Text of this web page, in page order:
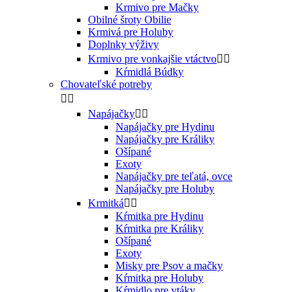
Krmivo pre Mačky
Obilné šroty Obilie
Krmivá pre Holuby
Doplnky výživy
Krmivo pre vonkajšie vtáctvo 
Kŕmidlá Búdky
Chovateľské potreby
 
Napájačky 
Napájačky pre Hydinu
Napájačky pre Králiky
Ošípané
Exoty
Napájačky pre teľatá, ovce
Napájačky pre Holuby
Krmitká 
Kŕmitka pre Hydinu
Kŕmitka pre Králiky
Ošípané
Exoty
Misky pre Psov a mačky
Kŕmitka pre Holuby